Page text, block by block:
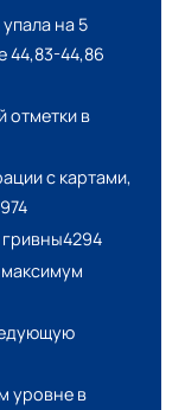
на 5
44,83-44,86
отметки в
с картами,
уровне в